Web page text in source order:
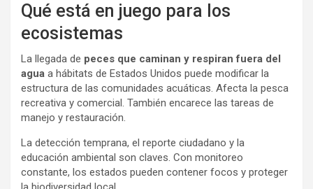
Qué está en juego para los
ecosistemas
La llegada de peces que caminan y respiran fuera del
agua a hábitats de Estados Unidos puede modificar la
estructura de las comunidades acuáticas. Afecta la pesca
recreativa y comercial. También encarece las tareas de
manejo y restauración.
La detección temprana, el reporte ciudadano y la
educación ambiental son claves. Con monitoreo
constante, los estados pueden contener focos y proteger